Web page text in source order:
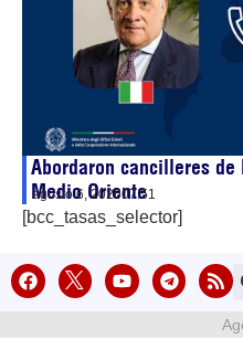
Abordaron cancilleres
Medio Oriente
agosto 6, 202607:51
[bcc_tasas_selector]